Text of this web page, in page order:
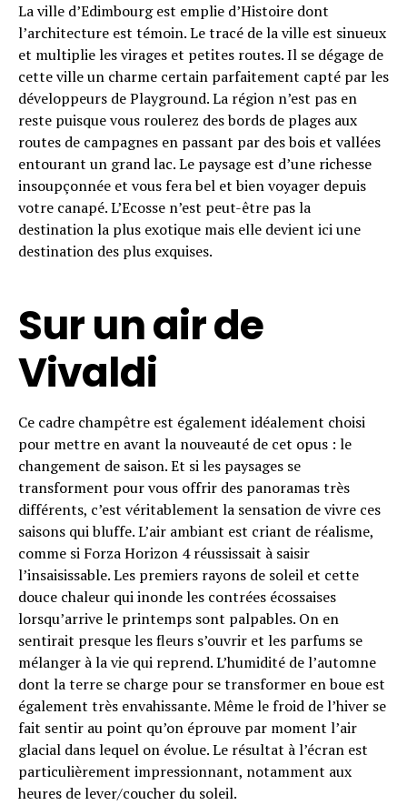
La ville d’Edimbourg est emplie d’Histoire dont
l’architecture est témoin. Le tracé de la ville est sinueux
et multiplie les virages et petites routes. Il se dégage de
cette ville un charme certain parfaitement capté par les
développeurs de Playground. La région n’est pas en
reste puisque vous roulerez des bords de plages aux
routes de campagnes en passant par des bois et vallées
entourant un grand lac. Le paysage est d’une richesse
insoupçonnée et vous fera bel et bien voyager depuis
votre canapé. L’Ecosse n’est peut-être pas la
destination la plus exotique mais elle devient ici une
destination des plus exquises.
Sur un air de
Vivaldi
Ce cadre champêtre est également idéalement choisi
pour mettre en avant la nouveauté de cet opus : le
changement de saison. Et si les paysages se
transforment pour vous offrir des panoramas très
différents, c’est véritablement la sensation de vivre ces
saisons qui bluffe. L’air ambiant est criant de réalisme,
comme si Forza Horizon 4 réussissait à saisir
l’insaisissable. Les premiers rayons de soleil et cette
douce chaleur qui inonde les contrées écossaises
lorsqu’arrive le printemps sont palpables. On en
sentirait presque les fleurs s’ouvrir et les parfums se
mélanger à la vie qui reprend. L’humidité de l’automne
dont la terre se charge pour se transformer en boue est
également très envahissante. Même le froid de l’hiver se
fait sentir au point qu’on éprouve par moment l’air
glacial dans lequel on évolue. Le résultat à l’écran est
particulièrement impressionnant, notamment aux
heures de lever/coucher du soleil.